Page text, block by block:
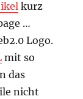
kurz
…
Logo.
mit so
das
nicht